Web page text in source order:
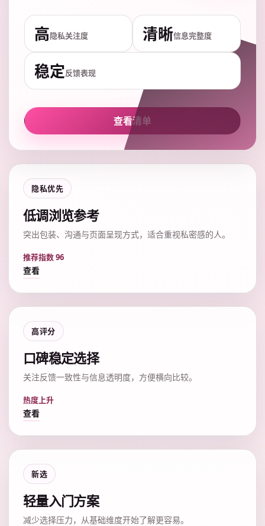
高隐私关注度 清晰信息完整度
稳定反馈表现
查看清单
隐私优先
低调浏览参考
突出包装、沟通与页面呈现方式，适合重视私密感的人。
推荐指数 96
查看
高评分
口碑稳定选择
关注反馈一致性与信息透明度，方便横向比较。
热度上升
查看
新选
轻量入门方案
减少选择压力，从基础维度开始了解更容易。